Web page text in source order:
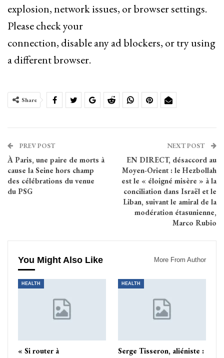
explosion, network issues, or browser settings.
Please check your
connection, disable any ad blockers, or try using
a different browser.
Share
PREV POST
À Paris, une paire de morts à
cause la Seine hors champ
des célébrations du venue
du PSG
NEXT POST
EN DIRECT, désaccord au
Moyen-Orient : le Hezbollah
est le « éloigné misère » à la
conciliation dans Israël et le
Liban, suivant le amiral de la
modération étasunienne,
Marco Rubio
You Might Also Like More From Author
HEALTH
« Si router à
HEALTH
Serge Tisseron, aliéniste :